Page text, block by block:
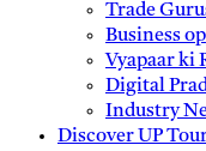
Trade
Business
Vyapaar ki
Digital
Industry
Discover UP